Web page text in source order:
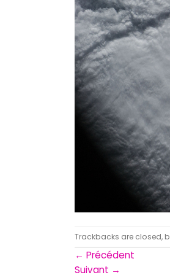
Trackbacks are closed,
← Précédent
Suivant →